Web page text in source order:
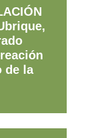
de la